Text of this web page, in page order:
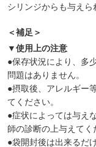
シリンジからも与えら
＜補足＞
▼使用上の注意
●保存状況により、多
問題はありません。
●摂取後、アレルギー
てください。
●症状によっては与え
師の診断の上与えてく
●袋開封後は出来るだ